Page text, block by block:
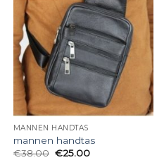
MANNEN HANDTAS
mannen handtas
€38.00 €25.00